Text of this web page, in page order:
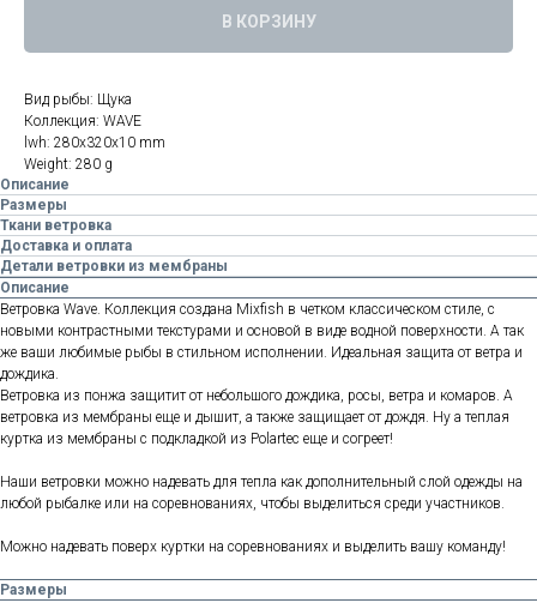
В КОРЗИНУ
Вид рыбы: Щука
Коллекция: WAVE
lwh: 280x320x10 mm
Weight: 280 g
Описание
Размеры
Ткани ветровка
Доставка и оплата
Детали ветровки из мембраны
Описание
Ветровка Wave. Коллекция создана Mixfish в четком классическом стиле, с
новыми контрастными текстурами и основой в виде водной поверхности. А так
же ваши любимые рыбы в стильном исполнении. Идеальная защита от ветра и
дождика.
Ветровка из понжа защитит от небольшого дождика, росы, ветра и комаров. А
ветровка из мембраны еще и дышит, а также защищает от дождя. Ну а теплая
куртка из мембраны с подкладкой из Polartec еще и согреет!
Наши ветровки можно надевать для тепла как дополнительный слой одежды на
любой рыбалке или на соревнованиях, чтобы выделиться среди участников.
Можно надевать поверх куртки на соревнованиях и выделить вашу команду!
Размеры